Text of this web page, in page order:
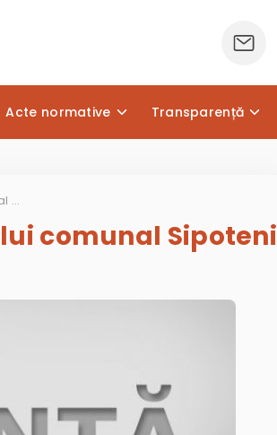
Acte normative Transparență
Şedinţa Ordinară a Consiliului comunal Sipoteni
comunal Sipoteni